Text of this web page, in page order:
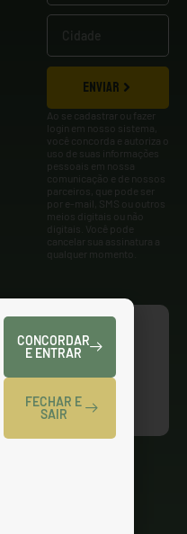
ENVIAR
Ao se cadastrar ou fazer
login em nosso sistema,
você concorda e autoriza o
uso de suas informações
pessoais em nossa
comunicação e de nossos
parceiros, que pode ser
por e-mail, SMS ou outros
meios digitais ou não
digitais. Você pode
cancelar sua assinatura a
qualquer momento.
CONCORDAR
E ENTRAR
FECHAR E
SAIR